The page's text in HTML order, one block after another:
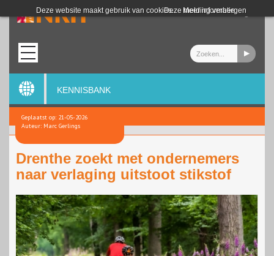
Deze website maakt gebruik van cookies. Meer informatie
Deze melding verbergen
Login
KENNISBANK
Geplaatst op: 21-05-2026
Auteur: Marc Gerlings
Drenthe zoekt met ondernemers
naar verlaging uitstoot stikstof